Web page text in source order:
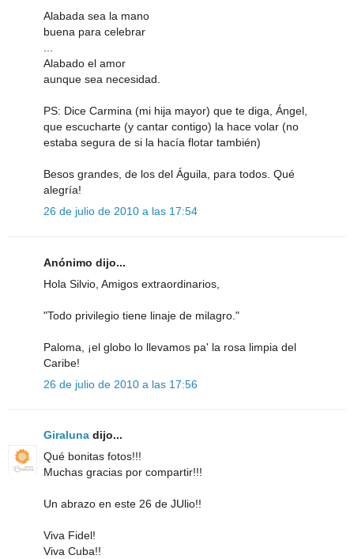
Alabada sea la mano
buena para celebrar
Alabado el amor
aunque sea necesidad.
PS: Dice Carmina (mi hija mayor) que te diga, Ángel,
que escucharte (y cantar contigo) la hace volar (no
estaba segura de si la hacía flotar también)
Besos grandes, de los del Águila, para todos. Qué
alegría!
26 de julio de 2010 a las 17:54
Anónimo dijo...
Hola Silvio, Amigos extraordinarios,
"Todo privilegio tiene linaje de milagro."
Paloma, ¡el globo lo llevamos pa' la rosa limpia del
Caribe!
26 de julio de 2010 a las 17:56
Giraluna dijo...
Qué bonitas fotos!!!
Muchas gracias por compartir!!!
Un abrazo en este 26 de JUlio!!
Viva Fidel!
Viva Cuba!!